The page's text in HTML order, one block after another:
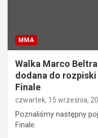
MMA
Walka Marco
dodana do
Finale
czwartek, 15 września,
Poznaliśmy następny
Finale.